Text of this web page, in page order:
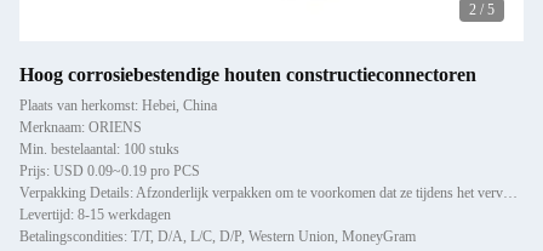
2 / 5
Hoog corrosiebestendige houten constructieconnectoren
Plaats van herkomst: Hebei, China
Merknaam: ORIENS
Min. bestelaantal: 100 stuks
Prijs: USD 0.09~0.19 pro PCS
Verpakking Details: Afzonderlijk verpakken om te voorkomen dat ze tijdens het vervoer beschadigd raken of krabben, vervo
Levertijd: 8-15 werkdagen
Betalingscondities: T/T, D/A, L/C, D/P, Western Union, MoneyGram